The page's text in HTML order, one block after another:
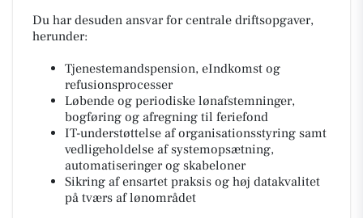
Du har desuden ansvar for centrale driftsopgaver,
herunder:
Tjenestemandspension, eIndkomst og
refusionsprocesser
Løbende og periodiske lønafstemninger,
bogføring og afregning til feriefond
IT-understøttelse af organisationsstyring samt
vedligeholdelse af systemopsætning,
automatiseringer og skabeloner
Sikring af ensartet praksis og høj datakvalitet
på tværs af lønområdet